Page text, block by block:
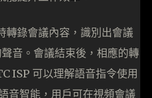
轉錄會議內容，識別出會議
音。會議結束後，相應的轉
ISP 可以理解語音指令使用
智能，用戶可在視頻會議